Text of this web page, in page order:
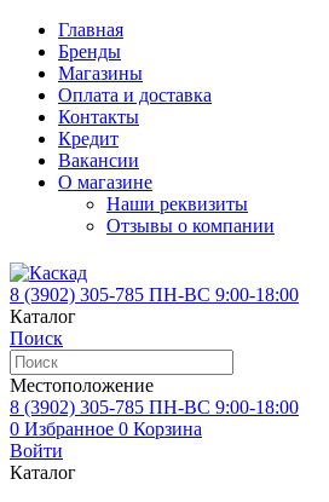
Главная
Бренды
Магазины
Оплата и доставка
Контакты
Кредит
Вакансии
О магазине
Наши реквизиты
Отзывы о компании
8 (3902) 305-785 ПН-ВС 9:00-18:00
Каталог
Поиск
Местоположение
8 (3902) 305-785 ПН-ВС 9:00-18:00
0 Избранное 0 Корзина
Войти
Каталог